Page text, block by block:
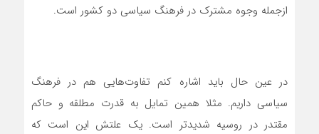
ازجمله وجوه مشترک در فرهنگ سیاسی دو کشور است.
در عین‌ حال باید اشاره کنم تفاوت‌هایی هم در فرهنگ
سیاسی داریم. مثلا همین تمایل به قدرت مطلقه و حاکم
مقتدر در روسیه شدیدتر است. یک علتش این است که